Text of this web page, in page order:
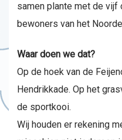
samen plante met de
bewoners van het
Waar doen we dat?
Op de hoek van de
Hendrikkade. Op het
de sportkooi.
Wij houden er rekening